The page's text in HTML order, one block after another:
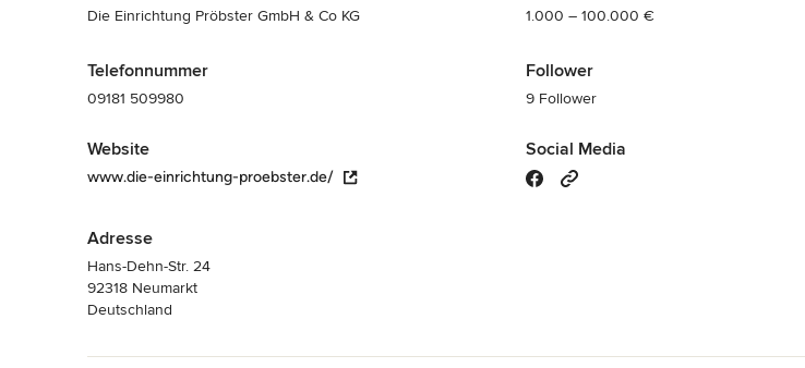
Die Einrichtung Pröbster GmbH & Co KG
Telefonnummer
09181 509980
Website
www.die-einrichtung-proebster.de/
Adresse
Hans-Dehn-Str. 24
92318 Neumarkt
Deutschland
1.000 – 100.000 €
Follower
9 Follower
Social Media